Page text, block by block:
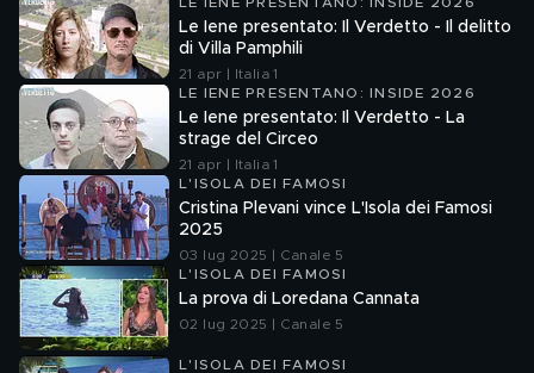
Le Iene presentato: Il Verdetto - Il delitto
di Villa Pamphili
21 apr | Italia 1
LE IENE PRESENTANO: INSIDE 2026
Le Iene presentato: Il Verdetto - La
strage del Circeo
21 apr | Italia 1
L'ISOLA DEI FAMOSI
Cristina Plevani vince L'Isola dei Famosi
2025
03 lug 2025 | Canale 5
L'ISOLA DEI FAMOSI
La prova di Loredana Cannata
02 lug 2025 | Canale 5
L'ISOLA DEI FAMOSI